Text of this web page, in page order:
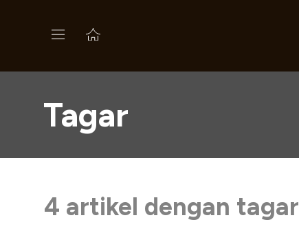
Tagar
4 artikel dengan tagar